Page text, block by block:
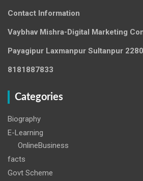
Contact Information
Vaybhav Mishra-Digital Marketing
Payagipur Laxmanpur Sultanpur
8181887833
Categories
Biography
E-Learning
OnlineBusiness
facts
Govt Scheme